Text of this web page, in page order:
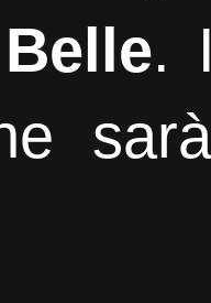
.